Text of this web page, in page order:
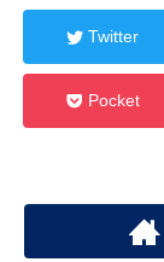
Twitter
Pocket